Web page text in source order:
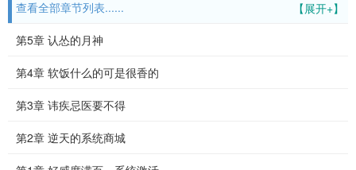
【展开+】
查看全部章节列表......
第5章 认怂的月神
第4章 软饭什么的可是很香的
第3章 讳疾忌医要不得
第2章 逆天的系统商城